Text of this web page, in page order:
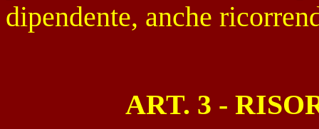
dipendente, anche
ART. 3 -